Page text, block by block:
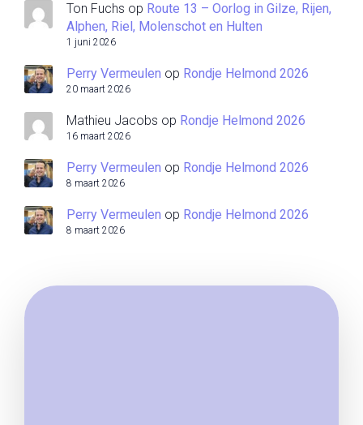
Ton Fuchs op Route 13 – Oorlog in Gilze, Rijen,
Alphen, Riel, Molenschot en Hulten
1 juni 2026
Perry Vermeulen op Rondje Helmond 2026
20 maart 2026
Mathieu Jacobs op Rondje Helmond 2026
16 maart 2026
Perry Vermeulen op Rondje Helmond 2026
8 maart 2026
Perry Vermeulen op Rondje Helmond 2026
8 maart 2026